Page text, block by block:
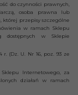
do czynności prawnych,
osoba prawna lub
której przepisy szczególne
w ramach Sklepu
dostępnych w Sklepie
(Dz. U. Nr 16, poz. 93 ze
Internetowego, za
działań w ramach